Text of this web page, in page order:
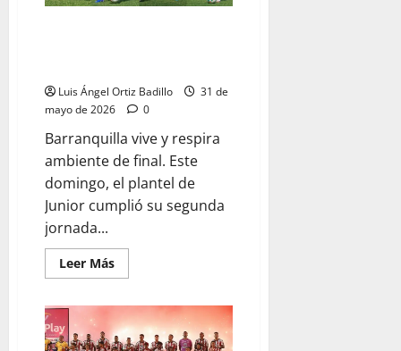
Luis Ángel Ortiz Badillo
31 de
mayo de 2026
0
Barranquilla vive y respira
ambiente de final. Este
domingo, el plantel de
Junior cumplió su segunda
jornada...
Leer Más